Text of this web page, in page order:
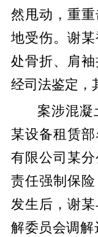
然甩动，重
地受伤。谢
处骨折、肩
经司法鉴定，
案涉混凝
某设备租赁
有限公司某
责任强制保
发生后，谢
解委员会调解